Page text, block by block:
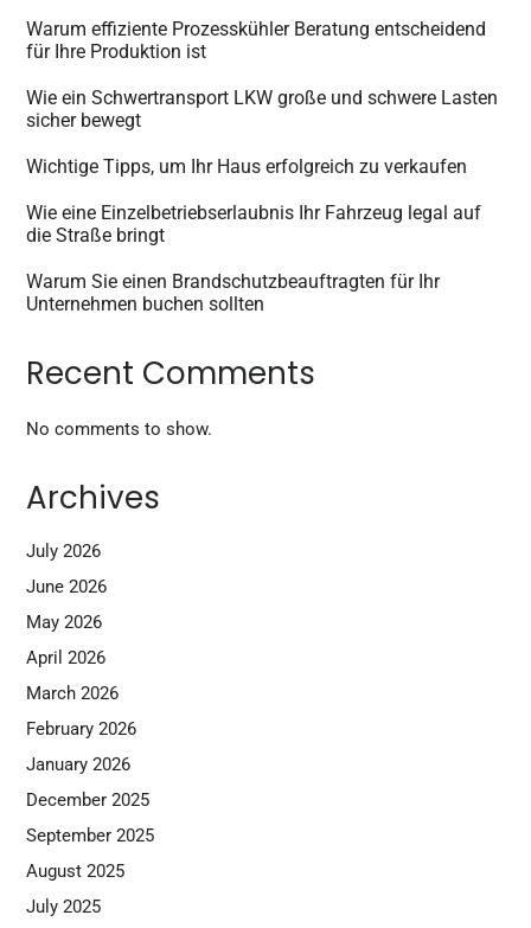
Warum effiziente Prozesskühler Beratung entscheidend
für Ihre Produktion ist
Wie ein Schwertransport LKW große und schwere Lasten
sicher bewegt
Wichtige Tipps, um Ihr Haus erfolgreich zu verkaufen
Wie eine Einzelbetriebserlaubnis Ihr Fahrzeug legal auf
die Straße bringt
Warum Sie einen Brandschutzbeauftragten für Ihr
Unternehmen buchen sollten
Recent Comments
No comments to show.
Archives
July 2026
June 2026
May 2026
April 2026
March 2026
February 2026
January 2026
December 2025
September 2025
August 2025
July 2025